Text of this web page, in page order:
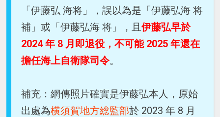
「伊藤弘 海将」，誤以為是「伊藤弘海 将
補」或「伊藤弘海 将」，且伊藤弘早於
2024 年 8 月即退役，不可能 2025 年還在
擔任海上自衛隊司令。
補充：網傳照片確實是伊藤弘本人，原始
出處為横須賀地方総監部於 2023 年 8 月